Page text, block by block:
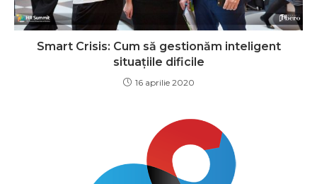
Smart Crisis: Cum să gestionăm inteligent
situațiile dificile
16 aprilie 2020